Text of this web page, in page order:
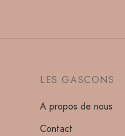
LES GASCONS
A propos de nous
Contact